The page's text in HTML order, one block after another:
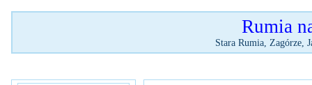
Rumia
Stara Rumia, Zagórze,